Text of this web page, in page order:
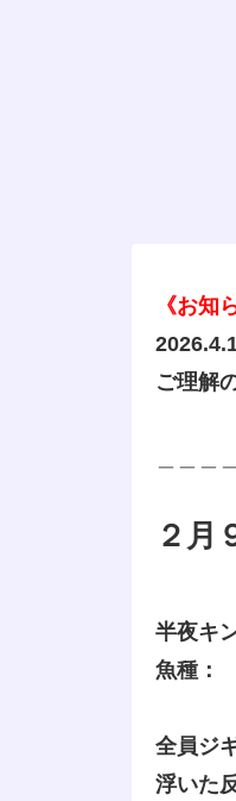
《お知
ご理解
２月
半夜キ
魚種：
全員ジ
浮いた